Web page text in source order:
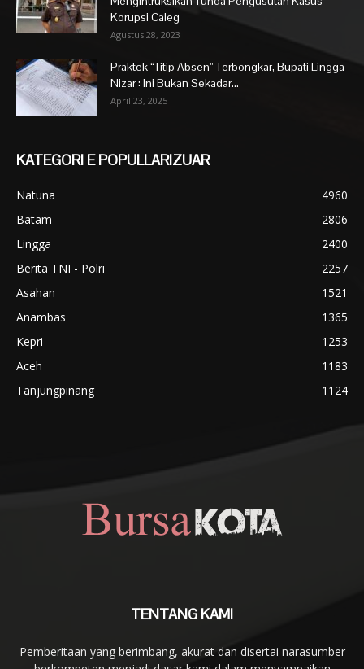
Korupsi Caleg
Agustus 28, 2023
Praktek “Titip Absen” Terbongkar, Bupati Lingga
Nizar : Ini Bukan Sekadar...
April 23, 2025
KATEGORI E POPULLARIZUAR
Natuna
4960
Batam
2806
Lingga
2400
Berita TNI - Polri
2257
Asahan
1521
Anambas
1365
Kepri
1253
Aceh
1183
Tanjungpinang
1124
TENTANG KAMI
Pemberitaan yang berimbang, akurat dan disertai narasumber